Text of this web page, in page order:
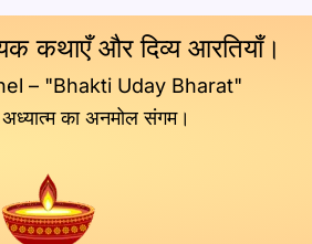
कथाएँ और दिव्य आरतियाँ।
– "Bhakti Uday Bharat"
का अनमोल संगम।